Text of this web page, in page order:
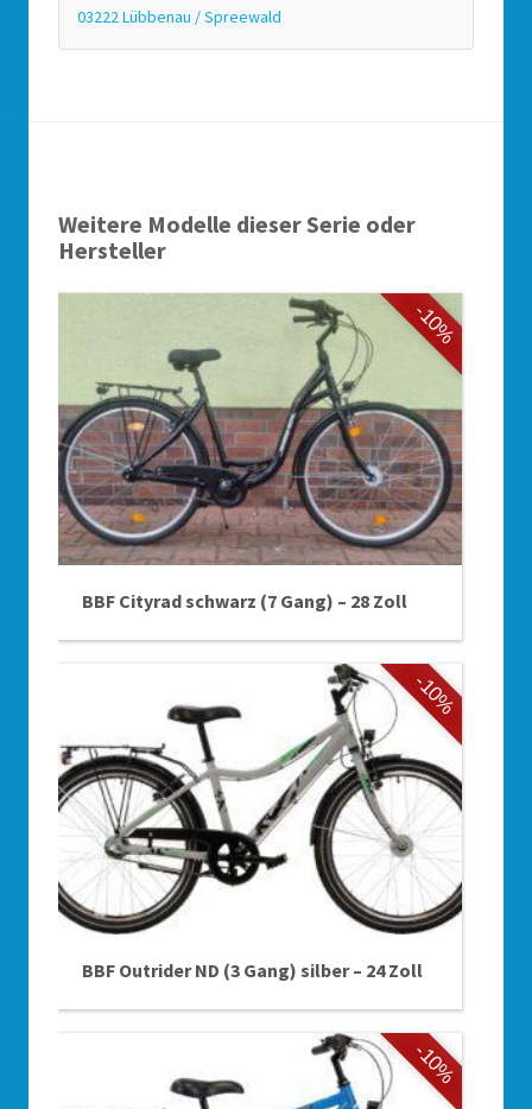
03222 Lübbenau / Spreewald
Weitere Modelle dieser Serie oder
Hersteller
-10%
BBF Cityrad schwarz (7 Gang) – 28 Zoll
-10%
BBF Outrider ND (3 Gang) silber – 24 Zoll
-10%